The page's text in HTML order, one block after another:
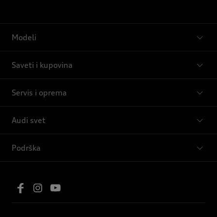
Modeli
Saveti i kupovina
Servis i oprema
Audi svet
Podrška